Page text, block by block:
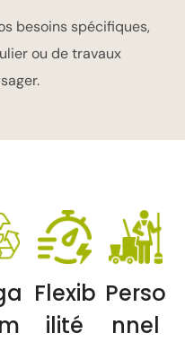
besoins spécifiques,
ou de travaux
Flexib
ilité
Perso
nnel